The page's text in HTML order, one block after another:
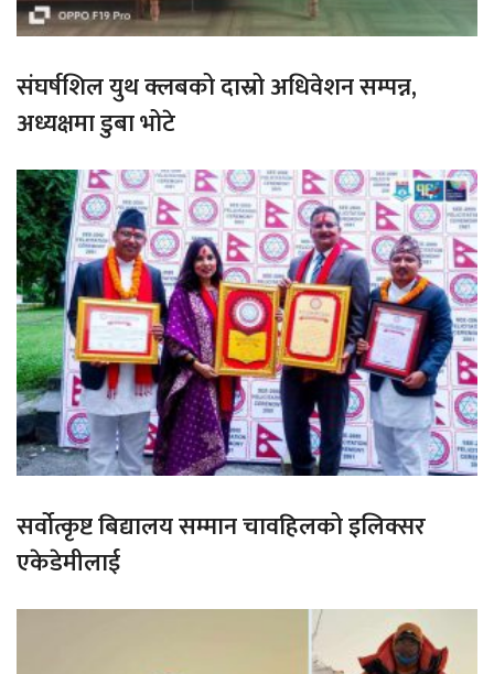
संघर्षशिल युथ क्लबको दास्रो अधिवेशन सम्पन्न,
अध्यक्षमा डुबा भोटे
सर्वोत्कृष्ट बिद्यालय सम्मान चावहिलको इलिक्सर
एकेडेमीलाई